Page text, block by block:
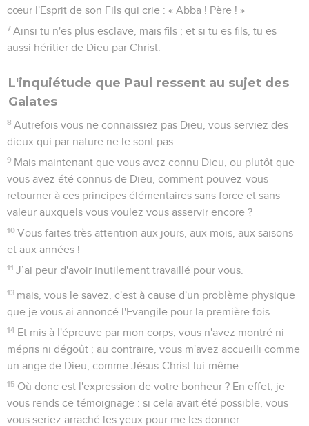
cœur l'Esprit de son Fils qui crie : « Abba ! Père ! »
7 Ainsi tu n'es plus esclave, mais fils ; et si tu es fils, tu es
aussi héritier de Dieu par Christ.
L'inquiétude que Paul ressent au sujet des
Galates
8 Autrefois vous ne connaissiez pas Dieu, vous serviez des
dieux qui par nature ne le sont pas.
9 Mais maintenant que vous avez connu Dieu, ou plutôt que
vous avez été connus de Dieu, comment pouvez-vous
retourner à ces principes élémentaires sans force et sans
valeur auxquels vous voulez vous asservir encore ?
10 Vous faites très attention aux jours, aux mois, aux saisons
et aux années !
11 J’ai peur d'avoir inutilement travaillé pour vous.
13 mais, vous le savez, c'est à cause d'un problème physique
que je vous ai annoncé l'Evangile pour la première fois.
14 Et mis à l'épreuve par mon corps, vous n'avez montré ni
mépris ni dégoût ; au contraire, vous m'avez accueilli comme
un ange de Dieu, comme Jésus-Christ lui-même.
15 Où donc est l'expression de votre bonheur ? En effet, je
vous rends ce témoignage : si cela avait été possible, vous
vous seriez arraché les yeux pour me les donner.